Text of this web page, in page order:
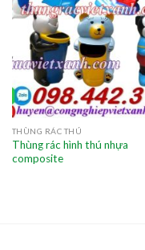
THÙNG RÁC THÚ
Thùng rác hình thú nhựa
composite